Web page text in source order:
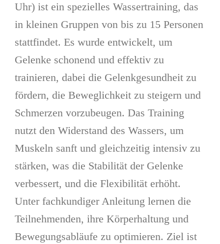
Uhr) ist ein spezielles Wassertraining, das
in kleinen Gruppen von bis zu 15 Personen
stattfindet. Es wurde entwickelt, um
Gelenke schonend und effektiv zu
trainieren, dabei die Gelenkgesundheit zu
fördern, die Beweglichkeit zu steigern und
Schmerzen vorzubeugen. Das Training
nutzt den Widerstand des Wassers, um
Muskeln sanft und gleichzeitig intensiv zu
stärken, was die Stabilität der Gelenke
verbessert, und die Flexibilität erhöht.
Unter fachkundiger Anleitung lernen die
Teilnehmenden, ihre Körperhaltung und
Bewegungsabläufe zu optimieren. Ziel ist